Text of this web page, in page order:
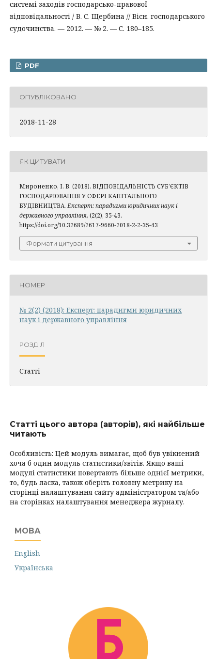
системі заходів господарсько-правової
відповідальності / В. С. Щербина // Вісн. господарського
судочинства. — 2012. — № 2. — С. 180–185.
PDF
ОПУБЛІКОВАНО
2018-11-28
ЯК ЦИТУВАТИ
Мироненко, І. В. (2018). ВІДПОВІДАЛЬНІСТЬ СУБ’ЄКТІВ
ГОСПОДАРЮВАННЯ У СФЕРІ КАПІТАЛЬНОГО
БУДІВНИЦТВА. Експерт: парадигми юридичних наук і
державного управління, (2(2), 35-43.
https://doi.org/10.32689/2617-9660-2018-2-2-35-43
Формати цитування
НОМЕР
№ 2(2) (2018): Експерт: парадигми юридичних
наук і державного управління
РОЗДІЛ
Статті
Статті цього автора (авторів), які найбільше
читають
Особливість: Цей модуль вимагає, щоб був увікнений
хоча б один модуль статистики/звітів. Якщо ваші
модулі статистики повертають більше однієї метрики,
то, будь ласка, також оберіть головну метрику на
сторінці налаштування сайту адміністратором та/або
на сторінках налаштування менеджера журналу.
МОВА
English
Українська